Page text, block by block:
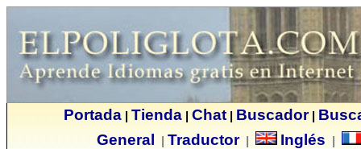
Portada| Tienda| Chat| Buscador|
General
Traductor| Inglés